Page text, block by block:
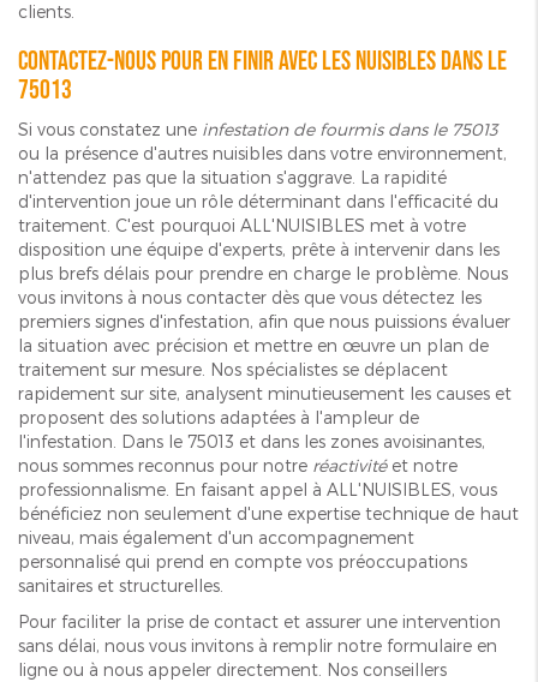
clients.
Contactez-nous pour en finir avec les nuisibles dans le
75013
Si vous constatez une infestation de fourmis dans le 75013
ou la présence d'autres nuisibles dans votre environnement,
n'attendez pas que la situation s'aggrave. La rapidité
d'intervention joue un rôle déterminant dans l'efficacité du
traitement. C'est pourquoi ALL'NUISIBLES met à votre
disposition une équipe d'experts, prête à intervenir dans les
plus brefs délais pour prendre en charge le problème. Nous
vous invitons à nous contacter dès que vous détectez les
premiers signes d'infestation, afin que nous puissions évaluer
la situation avec précision et mettre en œuvre un plan de
traitement sur mesure. Nos spécialistes se déplacent
rapidement sur site, analysent minutieusement les causes et
proposent des solutions adaptées à l'ampleur de
l'infestation. Dans le 75013 et dans les zones avoisinantes,
nous sommes reconnus pour notre réactivitéet notre
professionnalisme. En faisant appel à ALL'NUISIBLES, vous
bénéficiez non seulement d'une expertise technique de haut
niveau, mais également d'un accompagnement
personnalisé qui prend en compte vos préoccupations
sanitaires et structurelles.
Pour faciliter la prise de contact et assurer une intervention
sans délai, nous vous invitons à remplir notre formulaire en
ligne ou à nous appeler directement. Nos conseillers